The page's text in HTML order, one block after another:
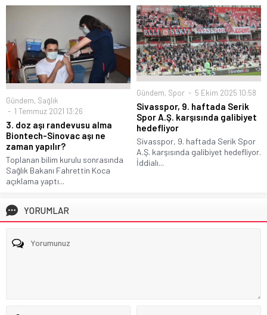
Gündem, Sağlık
1 Temmuz 2021 13:26
3. doz aşı randevusu alma
Biontech-Sinovac aşı ne
zaman yapılır?
Toplanan bilim kurulu sonrasında
Sağlık Bakanı Fahrettin Koca
açıklama yaptı...
Gündem, Spor 5 Ekim 2025 10:58
Sivasspor, 9. haftada Serik
Spor A.Ş. karşısında galibiyet
hedefliyor
Sivasspor, 9. haftada Serik Spor
A.Ş. karşısında galibiyet hedefliyor.
İddialı...
YORUMLAR